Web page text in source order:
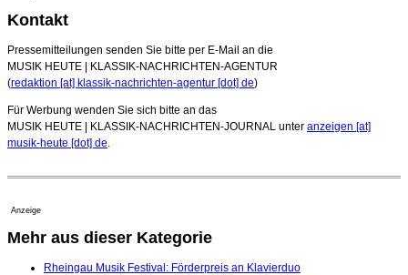
Kontakt
Pressemitteilungen senden Sie bitte per E-Mail an die
MUSIK HEUTE | KLASSIK-NACHRICHTEN-AGENTUR
(redaktion [at] klassik-nachrichten-agentur [dot] de)
Für Werbung wenden Sie sich bitte an das
MUSIK HEUTE | KLASSIK-NACHRICHTEN-JOURNAL unter anzeigen [at]
musik-heute [dot] de
Anzeige
Mehr aus dieser Kategorie
Rheingau Musik Festival: Förderpreis an Klavierduo